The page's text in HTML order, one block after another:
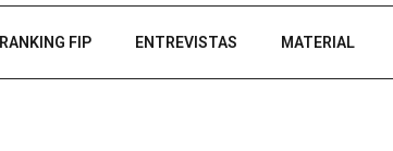
RANKING FIP ENTREVISTAS MATERIAL